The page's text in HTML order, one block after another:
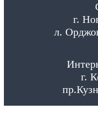
г.
л.
г.